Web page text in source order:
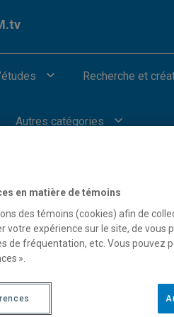
Recherche et
Autres catégories
afficher les vidéos provenant de
en matière de témoins
des témoins (cookies) afin de
votre expérience sur le site, de vous
de fréquentation, etc. Vous pouvez
».